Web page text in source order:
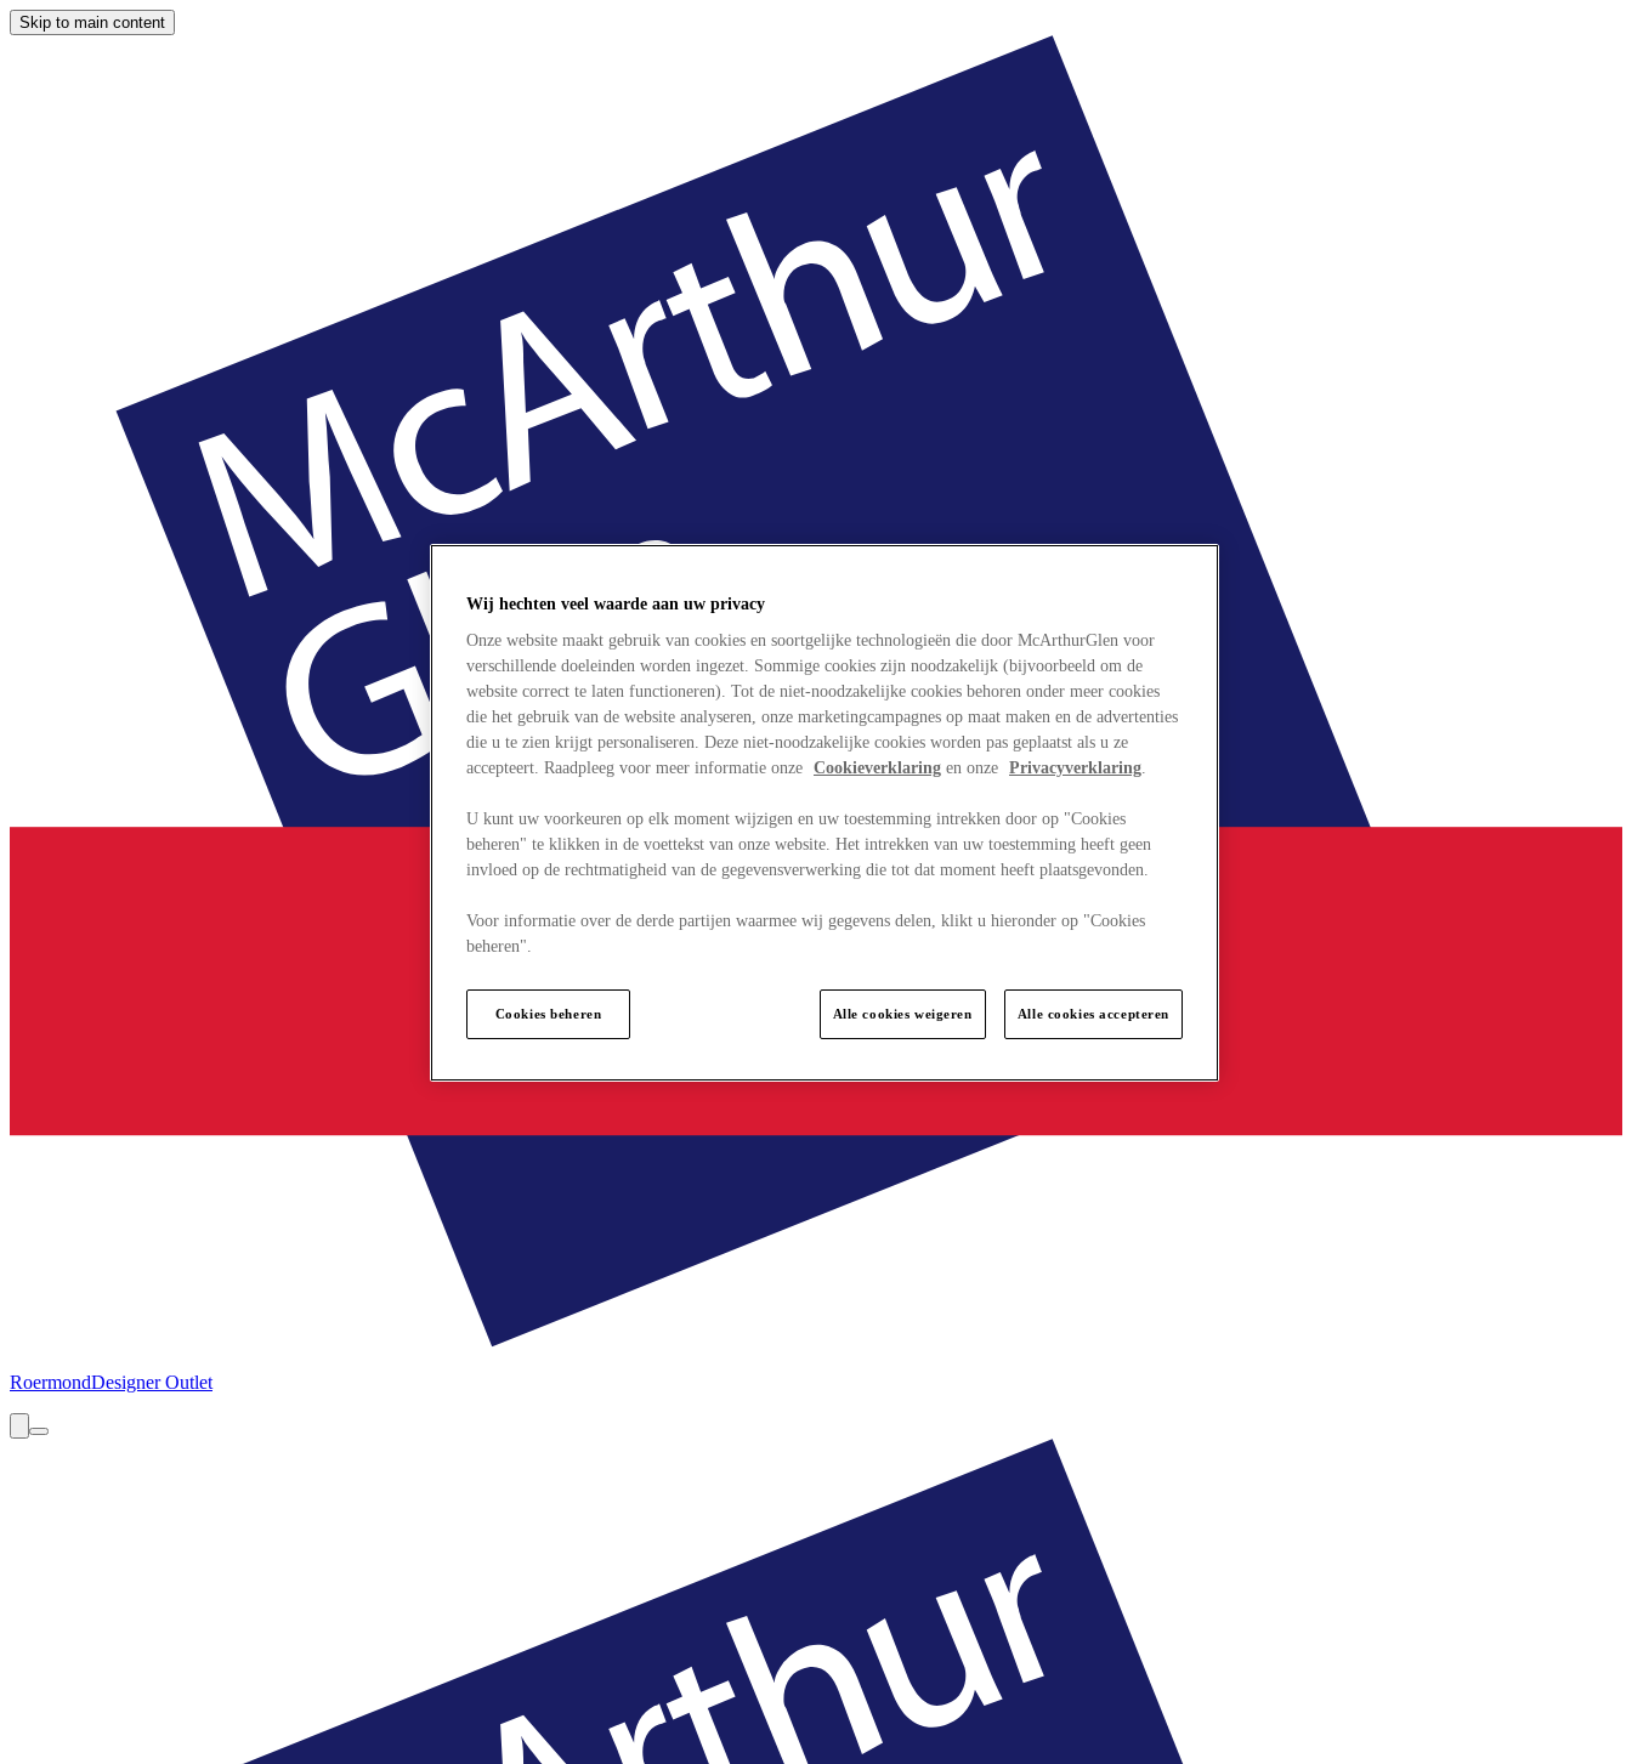
Skip to main content
RoermondDesigner Outlet
Wij hechten veel waarde aan uw privacy
Onze website maakt gebruik van cookies en soortgelijke technologieën die door McArthurGlen voor
verschillende doeleinden worden ingezet. Sommige cookies zijn noodzakelijk (bijvoorbeeld om de
website correct te laten functioneren). Tot de niet-noodzakelijke cookies behoren onder meer cookies
die het gebruik van de website analyseren, onze marketingcampagnes op maat maken en de advertenties
die u te zien krijgt personaliseren. Deze niet-noodzakelijke cookies worden pas geplaatst als u ze
accepteert. Raadpleeg voor meer informatie onze Cookieverklaring en onze Privacyverklaring.
U kunt uw voorkeuren op elk moment wijzigen en uw toestemming intrekken door op "Cookies
beheren" te klikken in de voettekst van onze website. Het intrekken van uw toestemming heeft geen
invloed op de rechtmatigheid van de gegevensverwerking die tot dat moment heeft plaatsgevonden.
Voor informatie over de derde partijen waarmee wij gegevens delen, klikt u hieronder op "Cookies
beheren".
Cookies beheren Alle cookies weigeren Alle cookies accepteren